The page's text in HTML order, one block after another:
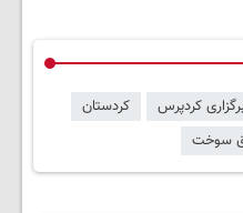
کردپرس
کردستان
سوخت